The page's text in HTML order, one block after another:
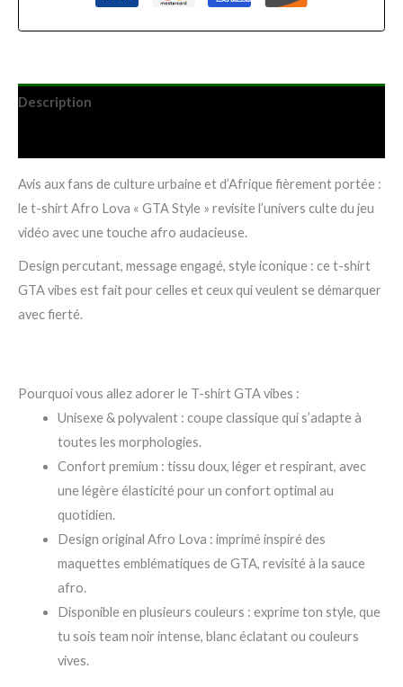
Description
Avis aux fans de culture urbaine et d’Afrique fièrement portée :
le t-shirt Afro Lova « GTA Style » revisite l’univers culte du jeu
vidéo avec une touche afro audacieuse.
Design percutant, message engagé, style iconique : ce t-shirt
GTA vibes est fait pour celles et ceux qui veulent se démarquer
avec fierté.
Pourquoi vous allez adorer le T-shirt GTA vibes :
Unisexe & polyvalent : coupe classique qui s’adapte à
toutes les morphologies.
Confort premium : tissu doux, léger et respirant, avec
une légère élasticité pour un confort optimal au
quotidien.
Design original Afro Lova : imprimé inspiré des
maquettes emblématiques de GTA, revisité à la sauce
afro.
Disponible en plusieurs couleurs : exprime ton style, que
tu sois team noir intense, blanc éclatant ou couleurs
vives.